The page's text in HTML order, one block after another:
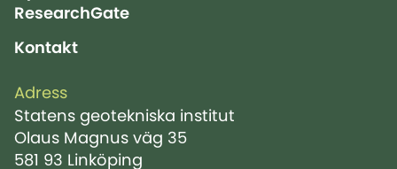
ResearchGate
Kontakt
Adress
Statens geotekniska institut
Olaus Magnus väg 35
581 93 Linköping